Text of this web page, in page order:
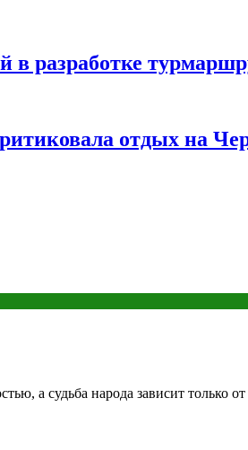
разработке
отдых на
а судьба народа зависит